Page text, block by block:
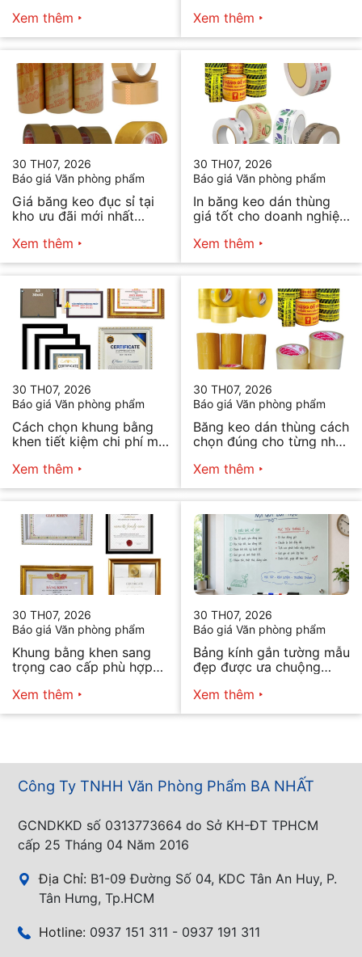
Xem thêm
Xem thêm
30 TH07, 2026
Báo giá Văn phòng phẩm
Giá băng keo đục sỉ tại
kho ưu đãi mới nhất
Xem thêm
30 TH07, 2026
Báo giá Văn phòng phẩm
In băng keo dán thùng
giá tốt cho doanh nghiệp
Xem thêm
30 TH07, 2026
Báo giá Văn phòng phẩm
Cách chọn khung bằng
khen tiết kiệm chi phí mà
Xem thêm
30 TH07, 2026
Báo giá Văn phòng phẩm
Băng keo dán thùng cách
chọn đúng cho từng nhu
Xem thêm
30 TH07, 2026
Báo giá Văn phòng phẩm
Khung bằng khen sang
trọng cao cấp phù hợp
Xem thêm
30 TH07, 2026
Báo giá Văn phòng phẩm
Bảng kính gắn tường mẫu
đẹp được ưa chuộng
Xem thêm
Công Ty TNHH Văn Phòng Phẩm BA NHẤT
GCNDKKD số 0313773664 do Sở KH-ĐT TPHCM
cấp 25 Tháng 04 Năm 2016
Địa Chỉ: B1-09 Đường Số 04, KDC Tân An Huy, P.
Tân Hưng, Tp.HCM
Hotline: 0937 151 311 - 0937 191 311